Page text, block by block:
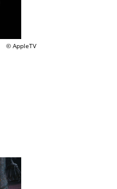
© AppleTV